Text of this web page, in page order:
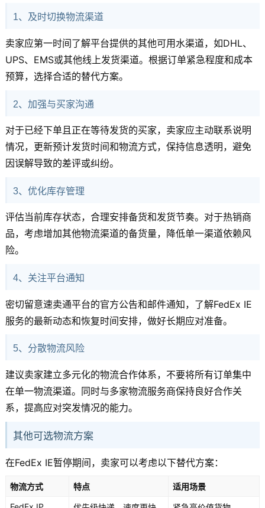
1、及时切换物流渠道
卖家应第一时间了解平台提供的其他可用水渠道，如DHL、
UPS、EMS或其他线上发货渠道。根据订单紧急程度和成本
预算，选择合适的替代方案。
2、加强与买家沟通
对于已经下单且正在等待发货的买家，卖家应主动联系说明
情况，更新预计发货时间和物流方式，保持信息透明，避免
因误解导致的差评或纠纷。
3、优化库存管理
评估当前库存状态，合理安排备货和发货节奏。对于热销商
品，考虑增加其他物流渠道的备货量，降低单一渠道依赖风
险。
4、关注平台通知
密切留意速卖通平台的官方公告和邮件通知，了解FedEx IE
服务的最新动态和恢复时间安排，做好长期应对准备。
5、分散物流风险
建议卖家建立多元化的物流合作体系，不要将所有订单集中
在单一物流渠道。同时与多家物流服务商保持良好合作关
系，提高应对突发情况的能力。
其他可选物流方案
在FedEx IE暂停期间，卖家可以考虑以下替代方案：
物流方式 特点
适用场景